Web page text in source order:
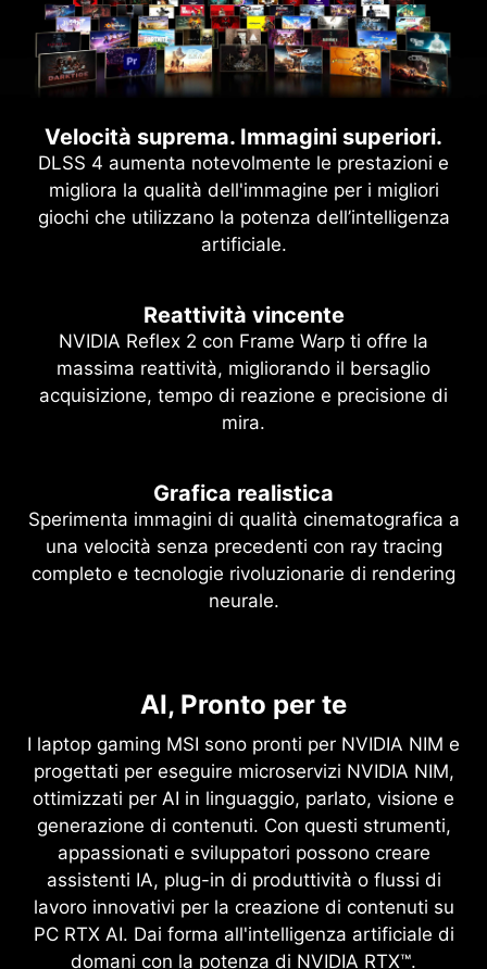
Velocità suprema. Immagini superiori.
DLSS 4 aumenta notevolmente le prestazioni e
migliora la qualità dell'immagine per i migliori
giochi che utilizzano la potenza dell’intelligenza
artificiale.
Reattività vincente
NVIDIA Reflex 2 con Frame Warp ti offre la
massima reattività, migliorando il bersaglio
acquisizione, tempo di reazione e precisione di
mira.
Grafica realistica
Sperimenta immagini di qualità cinematografica a
una velocità senza precedenti con ray tracing
completo e tecnologie rivoluzionarie di rendering
neurale.
AI, Pronto per te
I laptop gaming MSI sono pronti per NVIDIA NIM e
progettati per eseguire microservizi NVIDIA NIM,
ottimizzati per AI in linguaggio, parlato, visione e
generazione di contenuti. Con questi strumenti,
appassionati e sviluppatori possono creare
assistenti IA, plug-in di produttività o flussi di
lavoro innovativi per la creazione di contenuti su
PC RTX AI. Dai forma all'intelligenza artificiale di
domani con la potenza di NVIDIA RTX™.
Velocità suprema. Immagini
superiori. Alimentato
dall'intelligenza artificiale.
DLSS è una suite rivoluzionaria di tecnologie di
rendering neurale che utilizza l'intelligenza
artificiale per potenziare FPS, riduci la latenza e
migliora la qualità dell'immagine. ‌L'ultima
innovazione, DLSS 4, porta la nuova generazione
Multi Frame e Ray Reconstruction e Super
Ray Tracing completo con rendering
Game-Changing Realism
Resizable BAR è una funzionalità PCI Express
avanzata che consente alla CPU di accedere a
l'intero frame buffer della GPU
contemporaneamente, migliorando le prestazioni
in molti giochi.